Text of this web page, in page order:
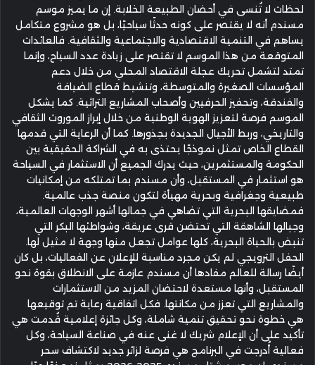
لحظات لا تُنسى في أحضان الطبيعة الخلابة. إن ما يميز موسم
مسندم أنه لا يقتصر على كونه حدثًا سياحيًا، بل هو مشروع متكامل
يساهم في التنمية الاقتصادية والاجتماعية والثقافية. فالعائدات
المتوقعة من هذا الموسم لا تقتصر على زيادة عدد السياح، وإنما
تمتد لتشمل تحريك عجلة الاقتصاد المحلي من خلال دعم
المؤسسات الصغيرة والمتوسطة، وتنشيط قطاع الضيافة
والفندقة، وتحفيز الحرفيين وأصحاب المشاريع التراثية. كما يشكل
الموسم فرصة لتعزيز الهوية الوطنية من خلال إبراز الموروث الثقافي
والتاريخي، وربط الأجيال الجديدة بجذورها. كما أن الرعاية التي قدمها
القطاع الخاص تمثل نموذجًا يحتذى به في الشراكة الحقيقية بين
الحكومة والمستثمرين، حيث يدرك الجميع أن الاستثمار في السياحة
هو استثمار في المستقبل، وأن مسندم بما تمتلكه من إمكانيات
طبيعية وجغرافية وبحرية مهيأة لتكون منصة جذب عالمية.
فمضايقها البحرية التي تضاهي في جمالها أشهر الوجهات العالمية،
وجبالها الشاهقة التي تحتضن قرى عريقة، وشواطئها البكر التي
تنبض بالحياة البحرية، كلها عوامل تجعل منها وجهة لا مثيل لها.
الحفل الترويجي لم يكن مجرد مناسبة للإعلان عن الفعاليات، بل كان
أيضًا رسالة للعالم مفادها أن مسندم عازمة على الانطلاق بقوة نحو
المستقبل، وأنها مستعدة لاحتضان المزيد من الاستثمارات
والمشاريع التي تعزز من مكانتها. فكل اتفاقية رعاية تم توقيعها
هي خطوة نحو تحقيق تنمية شاملة، وكل جائزة إعلامية قُدمت هي
تأكيد على أن الإعلام شريك لا غنى عنه في صناعة السياحة، وكل
فعالية أُدرجت في البرنامج هي فرصة لزائر جديد لاكتشاف سحر